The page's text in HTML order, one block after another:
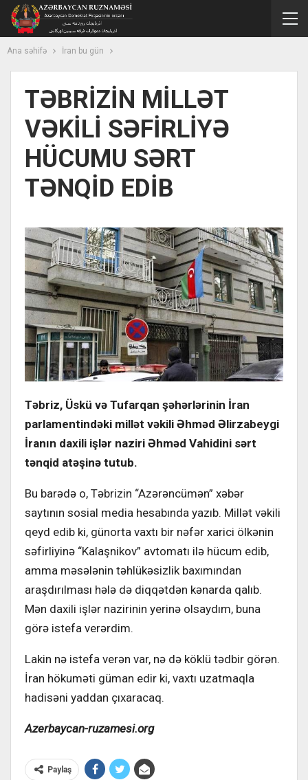
Ana səhifə İran bu gün
TƏBRİZİN MİLLƏT
VƏKİLİ SƏFİRLİYƏ
HÜCUMU SƏRT
TƏNQİD EDİB
Təbriz, Üskü və Tufarqan şəhərlərinin İran
parlamentindəki millət vəkili Əhməd Əlirzabeygi
İranın daxili işlər naziri Əhməd Vahidini sərt
tənqid atəşinə tutub.
Bu barədə o, Təbrizin “Azərəncümən” xəbər
saytının sosial media hesabında yazıb. Millət vəkili
qeyd edib ki, günorta vaxtı bir nəfər xarici ölkənin
səfirliyinə “Kalaşnikov” avtomatı ilə hücum edib,
amma məsələnin təhlükəsizlik baxımından
araşdırılması hələ də diqqətdən kənarda qalıb.
Mən daxili işlər nazirinin yerinə olsaydım, buna
görə istefa verərdim.
Lakin nə istefa verən var, nə də köklü tədbir görən.
İran hökuməti güman edir ki, vaxtı uzatmaqla
hadisəni yaddan çıxaracaq.
Azerbaycan-ruzamesi.org
Paylaş